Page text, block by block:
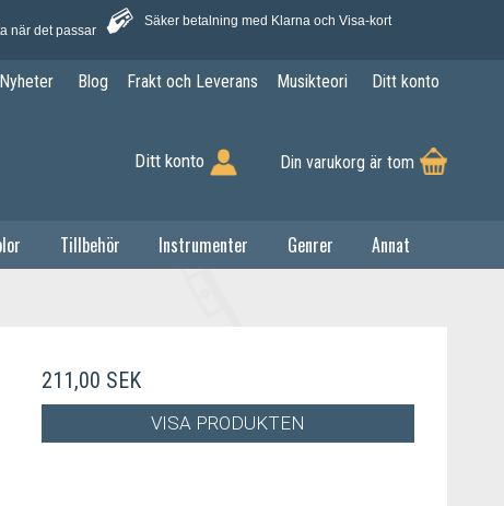
när det passar
Säker betalning med Klarna och Visa-kort
Nyheter Blog Frakt och Leverans Musikteori Ditt konto
Ditt konto Din varukorg är tom
Tillbehör Instrumenter Genrer Annat
211,00 SEK
VISA PRODUKTEN